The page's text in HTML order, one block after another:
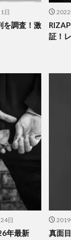
日
を調査！激
証！
日
年最新
真面